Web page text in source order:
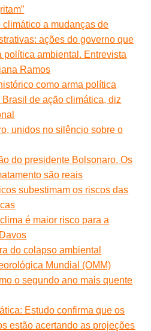
a mudanças de
ações do governo que
política ambiental. Entrevista
Ramos
como arma política
de ação climática, diz
unidos no silêncio sobre o
do presidente Bolsonaro. Os
são reais
subestimam os riscos das
é maior risco para a
do colapso ambiental
Mundial (OMM)
o segundo ano mais quente
Estudo confirma que os
estão acertando as projeções